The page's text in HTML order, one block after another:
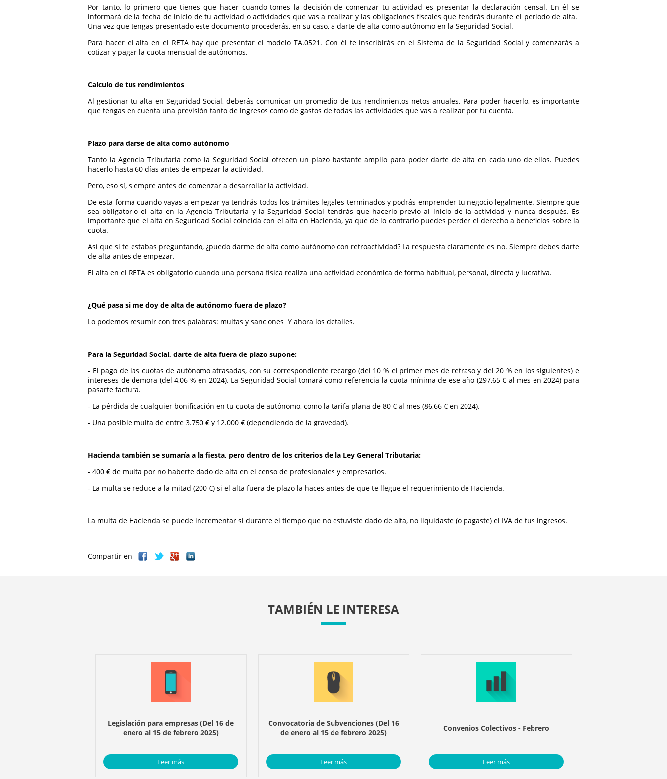
Por tanto, lo primero que tienes que hacer cuando tomes la decisión de comenzar tu actividad es presentar la declaración censal. En él se
informará de la fecha de inicio de tu actividad o actividades que vas a realizar y las obligaciones fiscales que tendrás durante el periodo de alta.
Una vez que tengas presentado este documento procederás, en su caso, a darte de alta como autónomo en la Seguridad Social.
Para hacer el alta en el RETA hay que presentar el modelo TA.0521. Con él te inscribirás en el Sistema de la Seguridad Social y comenzarás a
cotizar y pagar la cuota mensual de autónomos.
Calculo de tus rendimientos
Al gestionar tu alta en Seguridad Social, deberás comunicar un promedio de tus rendimientos netos anuales. Para poder hacerlo, es importante
que tengas en cuenta una previsión tanto de ingresos como de gastos de todas las actividades que vas a realizar por tu cuenta.
Plazo para darse de alta como autónomo
Tanto la Agencia Tributaria como la Seguridad Social ofrecen un plazo bastante amplio para poder darte de alta en cada uno de ellos. Puedes
hacerlo hasta 60 días antes de empezar la actividad.
Pero, eso sí, siempre antes de comenzar a desarrollar la actividad.
De esta forma cuando vayas a empezar ya tendrás todos los trámites legales terminados y podrás emprender tu negocio legalmente. Siempre que
sea obligatorio el alta en la Agencia Tributaria y la Seguridad Social tendrás que hacerlo previo al inicio de la actividad y nunca después. Es
importante que el alta en Seguridad Social coincida con el alta en Hacienda, ya que de lo contrario puedes perder el derecho a beneficios sobre la
cuota.
Así que si te estabas preguntando, ¿puedo darme de alta como autónomo con retroactividad? La respuesta claramente es no. Siempre debes darte
de alta antes de empezar.
El alta en el RETA es obligatorio cuando una persona física realiza una actividad económica de forma habitual, personal, directa y lucrativa.
¿Qué pasa si me doy de alta de autónomo fuera de plazo?
Lo podemos resumir con tres palabras: multas y sanciones Y ahora los detalles.
Para la Seguridad Social, darte de alta fuera de plazo supone:
- El pago de las cuotas de autónomo atrasadas, con su correspondiente recargo (del 10 % el primer mes de retraso y del 20 % en los siguientes) e
intereses de demora (del 4,06 % en 2024). La Seguridad Social tomará como referencia la cuota mínima de ese año (297,65 € al mes en 2024) para
pasarte factura.
- La pérdida de cualquier bonificación en tu cuota de autónomo, como la tarifa plana de 80 € al mes (86,66 € en 2024).
- Una posible multa de entre 3.750 € y 12.000 € (dependiendo de la gravedad).
Hacienda también se sumaría a la fiesta, pero dentro de los criterios de la Ley General Tributaria:
- 400 € de multa por no haberte dado de alta en el censo de profesionales y empresarios.
- La multa se reduce a la mitad (200 €) si el alta fuera de plazo la haces antes de que te llegue el requerimiento de Hacienda.
La multa de Hacienda se puede incrementar si durante el tiempo que no estuviste dado de alta, no liquidaste (o pagaste) el IVA de tus ingresos.
Compartir en
TAMBIÉN LE INTERESA
Legislación para empresas (Del 16 de
enero al 15 de febrero 2025)
Leer más
Convocatoria de Subvenciones (Del 16
de enero al 15 de febrero 2025)
Leer más
Convenios Colectivos - Febrero
Leer más